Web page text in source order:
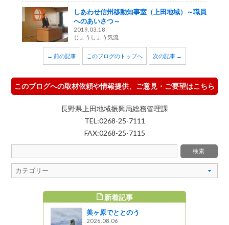
しあわせ信州移動知事室（上田地域）～職員
へのあいさつ～
2019.03.18
じょうしょう気流
← 前の記事 このブログのトップへ 次の記事 →
このブログへの取材依頼や情報提供、ご意見・ご要望はこちら
長野県上田地域振興局総務管理課
TEL:0268-25-7111
FAX:0268-25-7115
新着記事
美ヶ原でととのう
2026.08.06